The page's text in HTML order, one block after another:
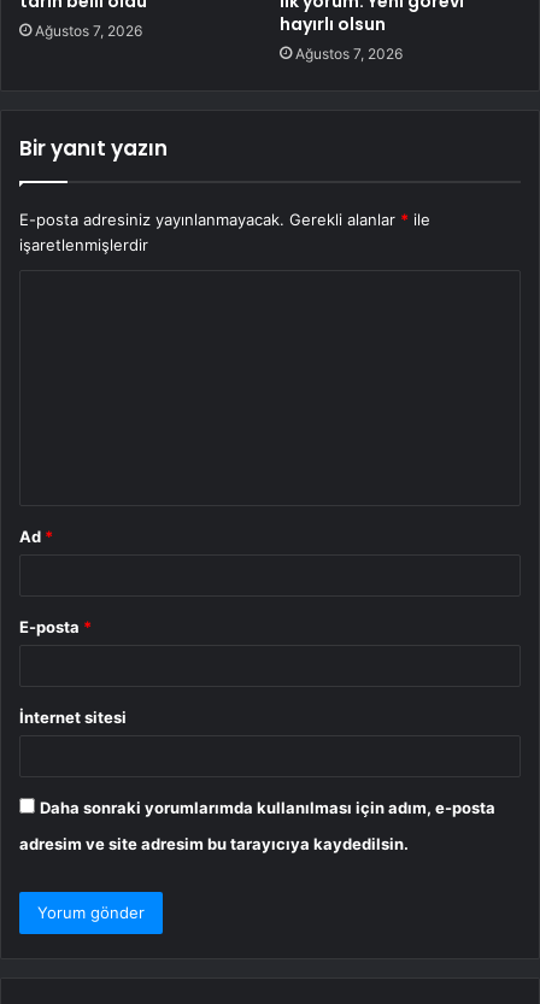
Ağustos 7, 2026
hayırlı olsun
Ağustos 7, 2026
Bir yanıt yazın
E-posta adresiniz yayınlanmayacak. Gerekli alanlar * ile
işaretlenmişlerdir
Ad *
E-posta *
İnternet sitesi
Daha sonraki yorumlarımda kullanılması için adım, e-posta
adresim ve site adresim bu tarayıcıya kaydedilsin.